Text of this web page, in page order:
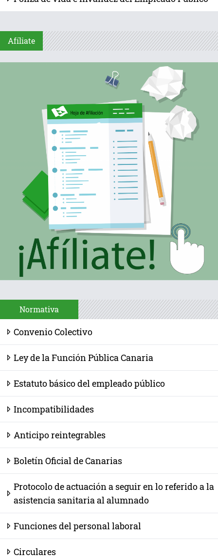
Afíliate
Normativa
Convenio Colectivo
Ley de la Función Pública Canaria
Estatuto básico del empleado público
Incompatibilidades
Anticipo reintegrables
Boletín Oficial de Canarias
Protocolo de actuación a seguir en lo referido a la
asistencia sanitaria al alumnado
Funciones del personal laboral
Circulares